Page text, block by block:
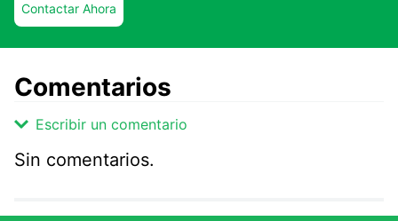
Contactar Ahora
Comentarios
Escribir un comentario
Sin comentarios.